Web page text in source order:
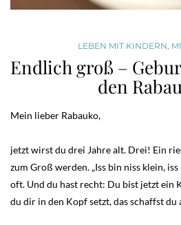
LEBEN MIT KINDERN,
Endlich groß –
den
Mein lieber Rabauko,
jetzt wirst du drei Jahre alt. Drei! Ein
zum Groß werden. „Iss bin niss klein,
oft. Und du hast recht: Du bist jetzt ein
du dir in den Kopf setzt, das schaffst du